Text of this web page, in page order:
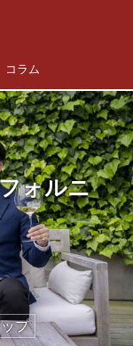
コラム
ォルニ
プ